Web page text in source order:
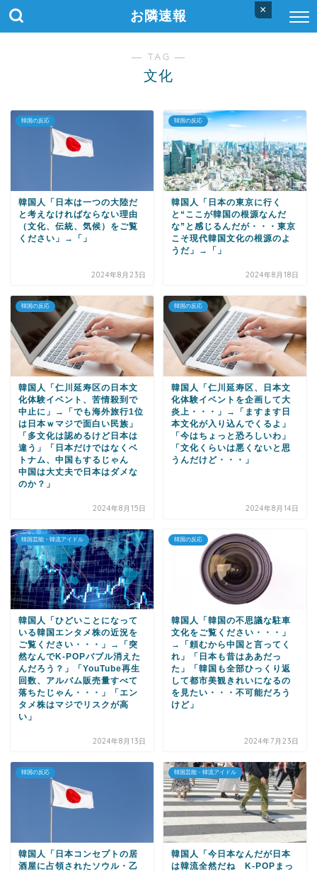
×
お隣速報
― TAG ―
文化
韓国の反応
韓国人「日本は一つの大陸だ
と考えなければならない理由
（文化、伝統、気候）をご覧
ください」→「」
2024年8月23日
韓国の反応
韓国人「日本の東京に行く
と“ここが韓国の根源なんだ
な”と感じるんだが・・・東京
こそ現代韓国文化の根源のよ
うだ」→「」
2024年8月18日
韓国の反応
韓国人「仁川延寿区の日本文
化体験イベント、苦情殺到で
中止に」→「でも海外旅行1位
は日本ｗマジで面白い民族」
「多文化は認めるけど日本は
違う」「日本だけではなくベ
トナム、中国もするじゃん
中国は大丈夫で日本はダメな
のか？」
2024年8月15日
韓国の反応
韓国人「仁川延寿区、日本文
化体験イベントを企画して大
炎上・・・」→「ますます日
本文化が入り込んでくるよ」
「今はちょっと恐ろしいわ」
「文化くらいは悪くないと思
うんだけど・・・」
2024年8月14日
韓国芸能・韓流アイドル
韓国人「ひどいことになって
いる韓国エンタメ株の近況を
ご覧ください・・・」→「突
然なんでK-POPバブル消えた
んだろう？」「YouTube再生
回数、アルバム販売量すべて
落ちたじゃん・・・」「エン
タメ株はマジでリスクが高
い」
2024年8月13日
韓国の反応
韓国人「韓国の不思議な駐車
文化をご覧ください・・・」
→「頼むから中国と言ってく
れ」「日本も昔はああだっ
た」「韓国も全部ひっくり返
して都市美観きれいになるの
を見たい・・・不可能だろう
けど」
2024年7月23日
韓国の反応
韓国人「日本コンセプトの居
酒屋に占領されたソウル・乙
韓国芸能・韓流アイドル
韓国人「今日本なんだが日本
は韓流全然だね K-POPまっ